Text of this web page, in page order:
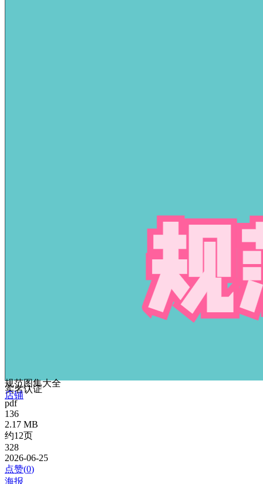
规范图集大全
实名认证
店铺
pdf
136
2.17 MB
约12页
328
2026-06-25
点赞(0)
海报